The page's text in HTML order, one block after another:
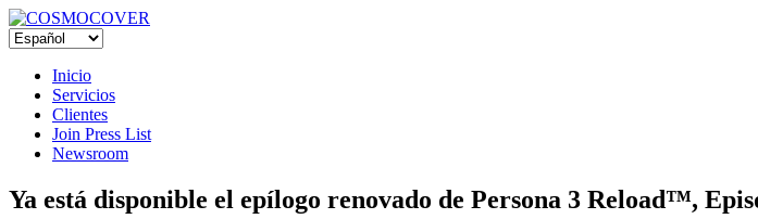
Inicio
Servicios
Clientes
Join Press List
Newsroom
Ya está disponible el epílogo renovado de Persona 3 Reload™,